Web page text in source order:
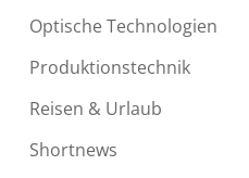
Optische Technologien
Produktionstechnik
Reisen & Urlaub
Shortnews